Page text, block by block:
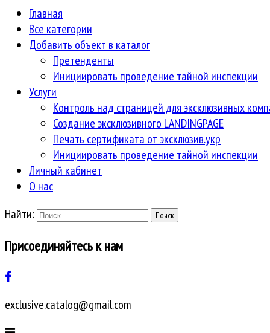
Главная
Все категории
Добавить объект в каталог
Претенденты
Инициировать проведение тайной инспекции
Услуги
Контроль над страницей для эксклюзивных
Создание эксклюзивного LANDINGPAGE
Печать сертификата от эксклюзив.укр
Инициировать проведение тайной инспекции
Личный кабинет
О нас
Найти:
Присоединяйтесь к нам
exclusive.catalog@gmail.com